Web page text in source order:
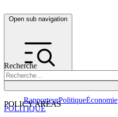
Open sub navigation
Recherche
POLICY AREAS
RapporteurPolitiqueÉconomie
POLITIQUE